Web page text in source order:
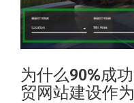
为什么90%成
贸网站建设作